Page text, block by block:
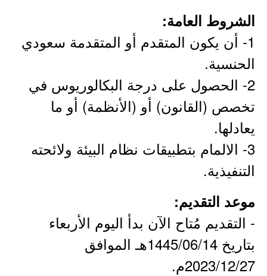
الشروط العامة:
1- أن يكون المتقدم أو المتقدمة سعودي
الحنسية.
2- الحصول على درجة البكالوريوس في
تخصص (القانون) أو (الأنظمة) أو ما
يعادلها.
3- الالمام بتطبيقات نظام البيئة ولائحته
التنفيذية.
موعد التقديم:
- التقديم مُتاح الآن بدأ اليوم الأربعاء
بتاريخ 1445/06/14هـ الموافق
2023/12/27م.